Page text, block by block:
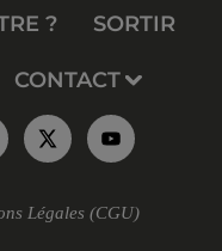
? SORTIR
CONTACT
Légales (CGU)